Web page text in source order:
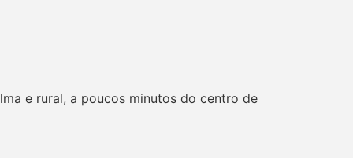
e rural, a poucos minutos do centro de